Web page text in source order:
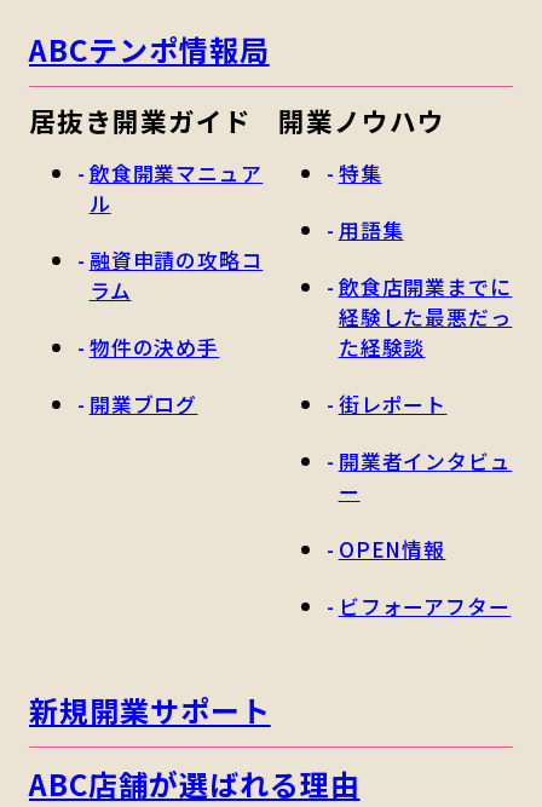
ABCテンポ情報局
居抜き開業ガイド
飲食開業マニュア
ル
融資申請の攻略コ
ラム
物件の決め手
開業ブログ
開業ノウハウ
特集
用語集
飲食店開業までに
経験した最悪だっ
た経験談
街レポート
開業者インタビュ
ー
OPEN情報
ビフォーアフター
新規開業サポート
ABC店舗が選ばれる理由